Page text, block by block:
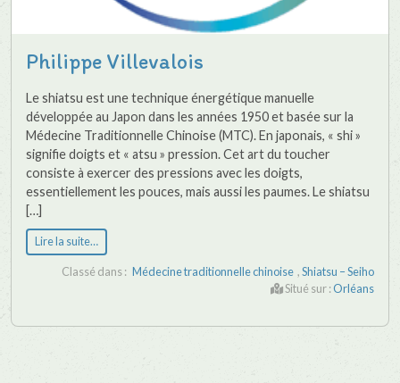
Philippe Villevalois
Le shiatsu est une technique énergétique manuelle
développée au Japon dans les années 1950 et basée sur la
Médecine Traditionnelle Chinoise (MTC). En japonais, « shi »
signifie doigts et « atsu » pression. Cet art du toucher
consiste à exercer des pressions avec les doigts,
essentiellement les pouces, mais aussi les paumes. Le shiatsu
[…]
Lire la suite…
Classé dans : Médecine traditionnelle chinoise ,Shiatsu – Seiho
Situé sur :Orléans